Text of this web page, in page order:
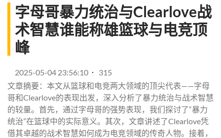
字母哥暴力统治与Clearlove战
术智慧谁能称雄篮球与电竞顶
峰
2025-05-04 23:56:10
315
文章摘要：本文从篮球和电竞两大领域的顶尖代表——字母
哥和Clearlove的表现出发，深入分析了暴力统治与战术智慧
的较量。首先，通过字母哥的强势表现，我们探讨了“暴力
统治”在篮球中的实际意义。其次，文章讲述了Clearlove凭
借其卓越的战术智慧如何成为电竞领域的传奇人物。接着，